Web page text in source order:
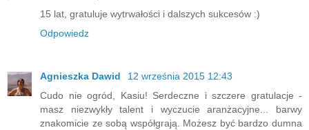
15 lat, gratuluje wytrwałości i dalszych sukcesów :)
Odpowiedz
Agnieszka Dawid
12 września 2015 12:43
Cudo nie ogród, Kasiu! Serdeczne i szczere gratulacje -
masz niezwykły talent i wyczucie aranżacyjne... barwy
znakomicie ze sobą współgrają. Możesz być bardzo dumna